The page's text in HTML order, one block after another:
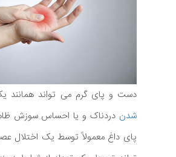
دست و پای گرم می تواند همانند
شدن دردناک و یا احساس سوزش
پای داغ معمولاً توسط یک اختلال